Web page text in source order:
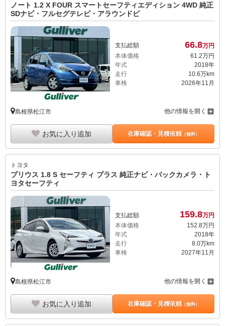
ノート 1.2 X FOUR スマートセーフティエディション 4WD 純正
SDナビ・フルセグテレビ・アラウンドビ
支払総額 66.8万円
本体価格
61. 2万円
年式
2018年
走行
10.6万km
車検
2026年11月
島根県松江市 他の情報を開く
お気に入り追加 在庫確認・見積依頼（無料）
トヨタ
プリウス 1.8 S セーフティ プラス 純正ナビ・バックカメラ・ト
ヨタセーフティ
支払総額 159.8万円
本体価格
152.8万円
年式
2018年
走行
8.0万km
車検
2027年11月
島根県松江市 他の情報を開く
お気に入り追加 在庫確認・見積依頼（無料）